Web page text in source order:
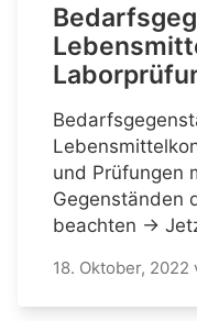
und Prüfungen
Gegenständen
beachten →
18. Oktober, 2022